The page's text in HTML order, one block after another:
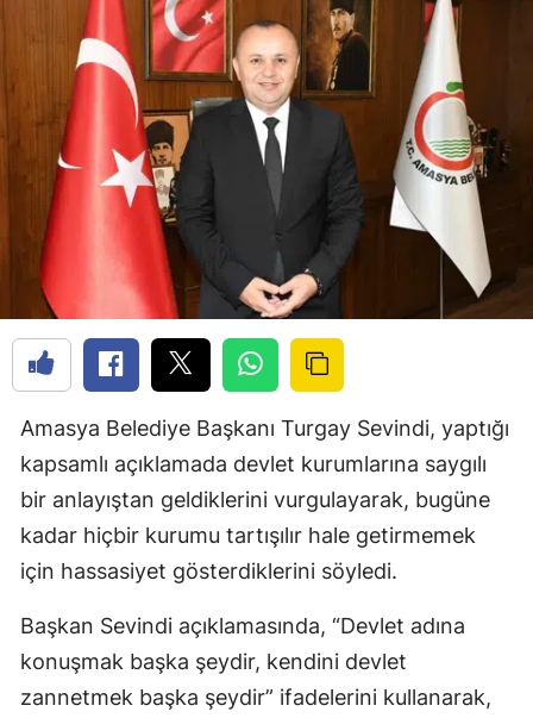
Amasya Belediye Başkanı Turgay Sevindi, yaptığı
kapsamlı açıklamada devlet kurumlarına saygılı
bir anlayıştan geldiklerini vurgulayarak, bugüne
kadar hiçbir kurumu tartışılır hale getirmemek
için hassasiyet gösterdiklerini söyledi.
Başkan Sevindi açıklamasında, “Devlet adına
konuşmak başka şeydir, kendini devlet
zannetmek başka şeydir” ifadelerini kullanarak,